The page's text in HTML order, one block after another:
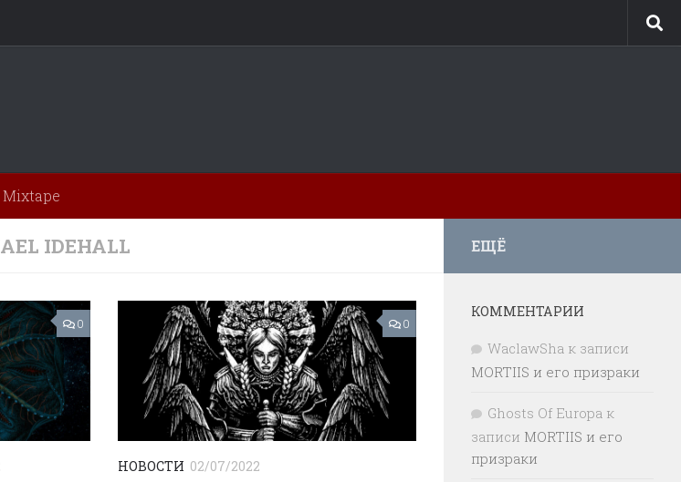
Mixtape
IDEHALL
0 0
НОВОСТИ 02/07/2022
ЕЩЁ
КОММЕНТАРИИ
WaclawSha к записи
MORTIIS и его призраки
Ghosts Of Europa к
записи MORTIIS и его
призраки